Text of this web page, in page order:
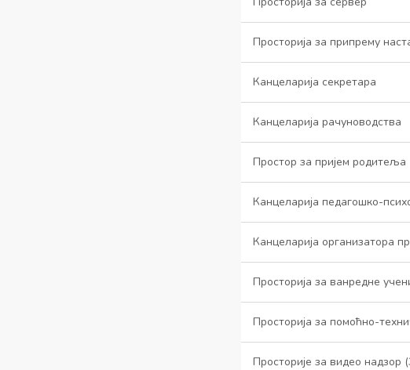
Просторија за припрему
Канцеларија секретара
Канцеларија рачуноводства
Простор за пријем родитеља
Канцеларија педагошко-
Канцеларија организатора
Просторија за ванредне
Просторија за помоћно-
Просторије за видео надзор